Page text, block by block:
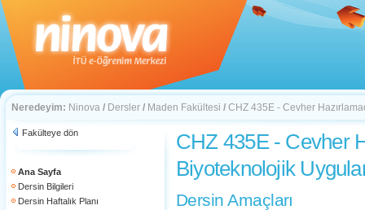
Neredeyim: Ninova / Dersler / Maden Fakültesi / CHZ 435E - Cevher
Fakülteye dön
Ana Sayfa
Dersin Bilgileri
Dersin Haftalık Planı
CHZ 435E - Cevher
Biyoteknolojik
Dersin Amaçları